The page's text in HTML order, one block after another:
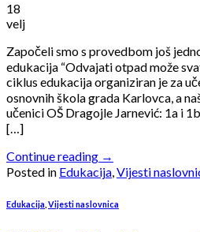
18
velj
Započeli smo s provedbom još
edukacija “Odvajati otpad može
ciklus edukacija organiziran je za
osnovnih škola grada Karlovca, a
učenici OŠ Dragojle Jarnević: 1a i
[…]
Continue reading →
Posted in Edukacija,Vijesti
Edukacija Vijesti naslovnica